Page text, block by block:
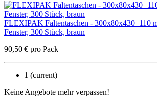
FLEXIPAK Faltentaschen - 300x80x430+110
Fenster, 300 Stück, braun
90,50 € pro Pack
1 (current)
Keine Angebote mehr verpassen!